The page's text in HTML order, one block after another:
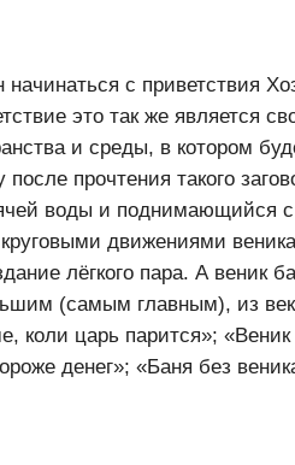
с приветствия
это так же является
и среды, в котором
прочтения такого
воды и поднимающийся
движениями
лёгкого пара. А веник
(самым главным), из
коли царь парится»;
денег»; «Баня без